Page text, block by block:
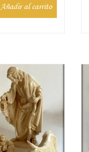
Añadir al carrito